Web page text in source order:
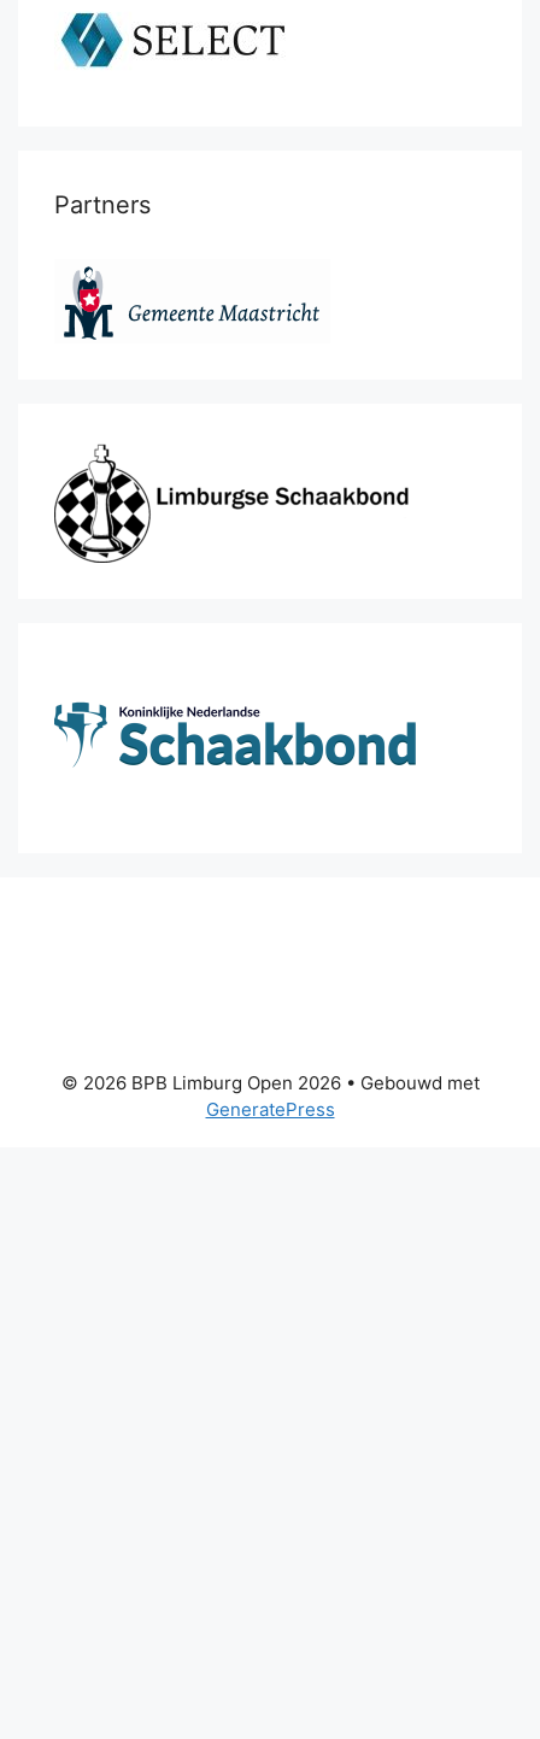
Partners
© 2026 BPB Limburg Open 2026• Gebouwd met
GeneratePress